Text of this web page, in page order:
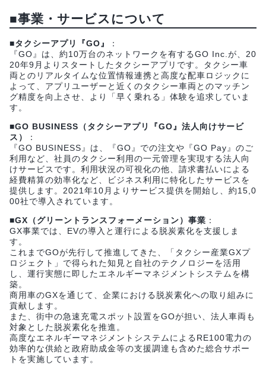
■事業・サービスについて
■タクシーアプリ『GO』
：
『GO』は、約10万台のネットワークを有するGO Inc.が、20
20年9月よりスタートしたタクシーアプリです。タクシー車
両とのリアルタイムな位置情報連携と高度な配車ロジックに
よって、アプリユーザーと近くのタクシー車両とのマッチン
グ精度を向上させ、より「早く乗れる」体験を追求していま
す。
■GO BUSINESS（タクシーアプリ『GO』法人向けサービ
ス）
：
『GO BUSINESS』は、『GO』での注文や『GO Pay』のご
利用など、社員のタクシー利用の一元管理を実現する法人向
けサービスです。利用状況の可視化の他、請求書払いによる
経費精算の効率化など、ビジネス利用に特化したサービスを
提供します。2021年10月よりサービス提供を開始し、約15,0
00社で導入されています。
■GX（グリーントランスフォーメーション）事業 ：
GX事業では、EVの導入と運行による脱炭素化を支援しま
す。
これまでGOが先行して推進してきた、「タクシー産業GXプ
ロジェクト」で得られた知見と自社のテクノロジーを活用
し、運行実態に即したエネルギーマネジメントシステムを構
築。
商用車のGXを通じて、企業における脱炭素化への取り組みに
貢献します。
また、街中の急速充電スポット設置をGOが担い、法人車両も
対象とした脱炭素化を推進。
高度なエネルギーマネジメントシステムによるRE100電力の
効率的な供給と政府助成金等の支援調達も含めた総合サポー
トを実施しています。